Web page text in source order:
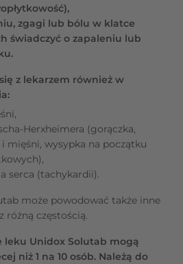
zgagi lub bólu w klatce
świadczyć o zapaleniu lub
z lekarzem również w
Herxheimera (gorączka,
i mięśni, wysypka na początku
serca (tachykardii).
może powodować także inne
różną częstością.
leku Unidox Solutab mogą
niż 1 na 10 osób. Należą do